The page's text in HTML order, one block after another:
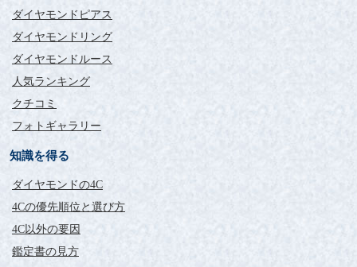
評価：
福岡県 YN様
エンゲージリングを購入させていただきました。
インターネットでの購入ということで不安もありましたが、届
彼女もとても喜んでくれましたし、言うことなし。
アフターサービスもしっかりしていますし、これからもお付き
ダイアモンドということに
評価：
茨城県 K&N様
ダイヤモンドピアス
ダイヤモンドリング
ダイヤモンドルース
人気ランキング
クチコミ
フォトギャラリー
知識を得る
ダイヤモンドの4C
4Cの優先順位と選び方
4C以外の要因
鑑定書の見方